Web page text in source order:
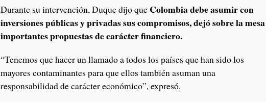
Durante su intervención, Duque dijo que Colombia debe asumir con
inversiones públicas y privadas sus compromisos, dejó sobre la mesa
importantes propuestas de carácter financiero.
“Tenemos que hacer un llamado a todos los países que han sido los
mayores contaminantes para que ellos también asuman una
responsabilidad de carácter económico”, expresó.